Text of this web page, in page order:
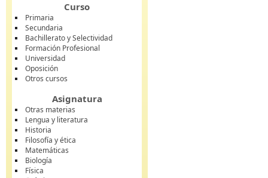
Curso
Primaria
Secundaria
Bachillerato y Selectividad
Formación Profesional
Universidad
Oposición
Otros cursos
Asignatura
Otras materias
Lengua y literatura
Historia
Filosofía y ética
Matemáticas
Biología
Física